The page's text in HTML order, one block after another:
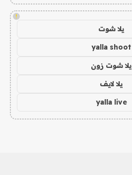
!
يلا شوت
yalla shoot
يلا شوت زون
يلا لايف
yalla live